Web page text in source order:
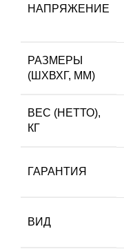
НАПРЯЖЕНИЕ
РАЗМЕРЫ
(ШХВХГ, ММ)
ВЕС (НЕТТО),
КГ
ГАРАНТИЯ
ВИД